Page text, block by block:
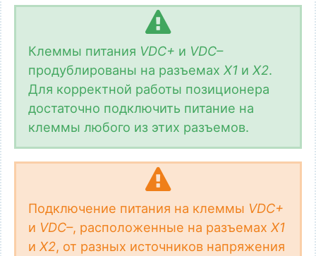
Клеммы питания VDC+ и VDC–
продублированы на разъемах X1и X2.
Для корректной работы позиционера
достаточно подключить питание на
клеммы любого из этих разъемов.
Подключение питания на клеммы VDC+
и VDC–, расположенные на разъемах X1
и X2, от разных источников напряжения